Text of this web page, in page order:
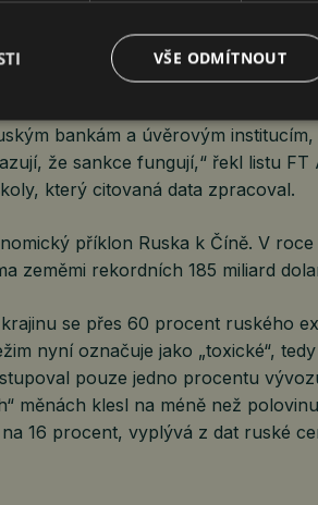
bankám a úvěrovým
že sankce fungují,“ řekl listu FT
který citovaná data zpracoval.
příklon Ruska k Číně. V
zeměmi rekordních 185 miliard
se přes 60 procent ruského
nyní označuje jako „toxické“,
pouze jedno procentu
měnách klesl na méně než
16 procent, vyplývá z dat ruské
VŠE ODMÍTNOUT